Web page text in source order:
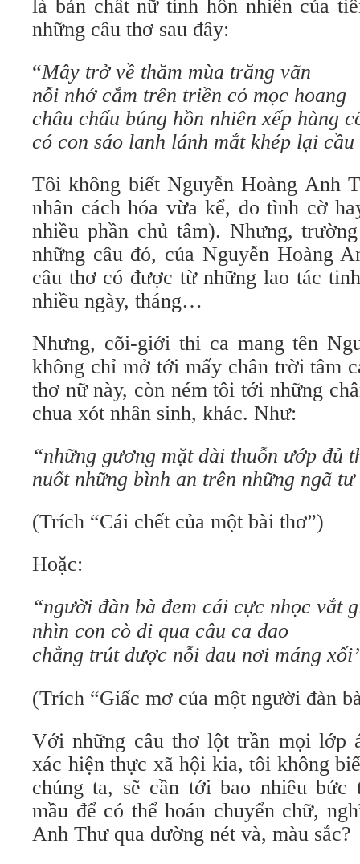
là bản chất nữ tính hồn nhiên của
những câu thơ sau đây:
“Mây trở về thăm mùa trăng vãn
nỗi nhớ cắm trên triền cỏ mọc hoang
châu chấu búng hồn nhiên xếp hàng
có con sáo lanh lánh mắt khép lại cầu
Tôi không biết Nguyễn Hoàng Anh
nhân cách hóa vừa kể, do tình cờ
nhiều phần chủ tâm). Nhưng,
những câu đó, của Nguyễn Hoàng
câu thơ có được từ những lao tác
nhiều ngày, tháng…
Nhưng, cõi-giới thi ca mang tên
không chỉ mở tới mấy chân trời tâm
thơ nữ này, còn ném tôi tới những
chua xót nhân sinh, khác. Như:
“những gương mặt dài thuỗn ướp đủ
nuốt những bình an trên những ngã
(Trích “Cái chết của một bài thơ”)
Hoặc:
“người đàn bà đem cái cực nhọc vắt
nhìn con cò đi qua câu ca dao
chẳng trút được nỗi đau nơi máng
(Trích “Giấc mơ của một người đàn
Với những câu thơ lột trần mọi lớp
xác hiện thực xã hội kia, tôi không
chúng ta, sẽ cần tới bao nhiêu bức
mầu để có thể hoán chuyển chữ,
Anh Thư qua đường nét và, màu sắc?